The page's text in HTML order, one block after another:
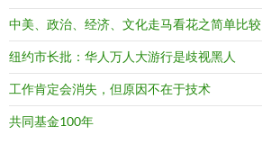
中美、政治、经济、文化走马看花之简单比较
纽约市长批：华人万人大游行是歧视黑人
工作肯定会消失，但原因不在于技术
共同基金100年